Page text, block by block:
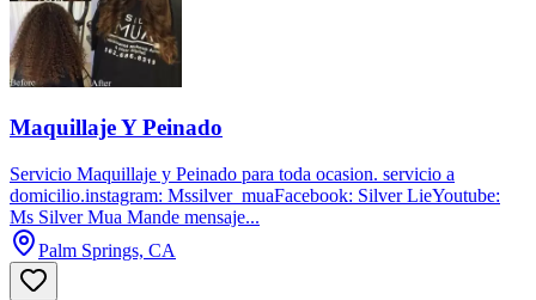
Maquillaje Y Peinado
Servicio Maquillaje y Peinado para toda ocasion. servicio a
domicilio.instagram: Mssilver_muaFacebook: Silver LieYoutube:
Ms Silver Mua Mande mensaje...
Palm Springs, CA